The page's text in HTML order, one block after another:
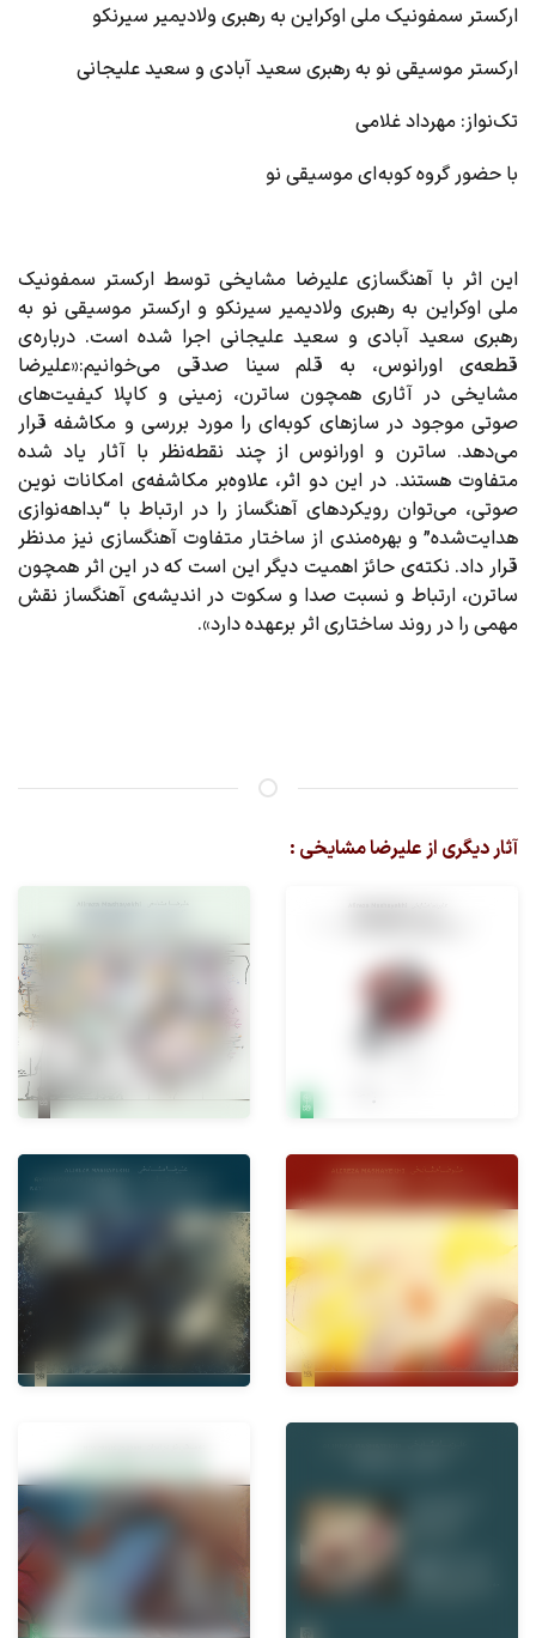
ارکستر سمفونیک ملی اوکراین به رهبری ولادیمیر سیرنکو
ارکستر موسیقی نو به رهبری سعید آبادی و سعید علیجانی
تک‌نواز: مهرداد غلامی
با حضور گروه کوبه ای موسیقی نو
این اثر با آهنگسازی علیرضا مشایخی توسط ارکستر سمفونیک
ملی اوکراین به رهبری ولادیمیر سیرنکو و ارکستر موسیقی نو به
رهبری سعید آبادی و سعید علیجانی اجرا شده است. درباره ی
قطعه‌ی اورانوس، به قلم سینا صدقی می‌خوانیم:«علیرضا
مشایخی در آثاری همچون ساترن، زمینی و کاپلا کیفیت‌های
صوتی موجود در سازهای کوبه‌ای را مورد بررسی و مکاشفه قرار
می‌‌دهد. ساترن و اورانوس از چند نقطه‌نظر با آثار یاد شده
متفاوت هستند. در این دو اثر، علاوه‌بر مکاشفه‌ی امکانات نوین
صوتی، می‌توان رویکردهای آهنگساز را در ارتباط با “بداهه‌نوازی
هدایت‌شده” و بهره‌مندی از ساختار متفاوت آهنگسازی نیز مدنظر
قرار داد. نکته‌ی حائز اهمیت دیگر این است که در این اثر همچون
ساترن، ارتباط و نسبت صدا و سکوت در اندیشه‌ی آهنگساز نقش
مهمی را در روند ساختاری اثر برعهده دارد».
آثار دیگری از علیرضا مشایخی :